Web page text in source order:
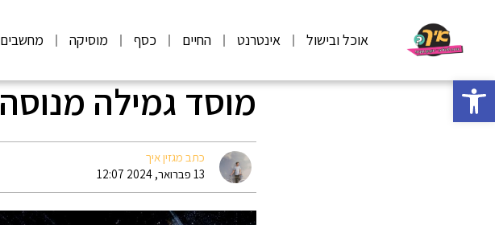
פתח סרגל נגישות
אוכל ובישול אינטרנט החיים כסף מוסיקה מחשבים
מוסד גמילה מנוסה
כתב מגזין איך
13 פברואר, 2024 12:07